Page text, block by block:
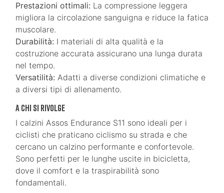
Prestazioni ottimali: La compressione leggera
migliora la circolazione sanguigna e riduce la fatica
muscolare.
Durabilità: I materiali di alta qualità e la
costruzione accurata assicurano una lunga durata
nel tempo.
Versatilità: Adatti a diverse condizioni climatiche e
a diversi tipi di allenamento.
A chi si rivolge
I calzini Assos Endurance S11 sono ideali per i
ciclisti che praticano ciclismo su strada e che
cercano un calzino performante e confortevole.
Sono perfetti per le lunghe uscite in bicicletta,
dove il comfort e la traspirabilità sono
fondamentali.